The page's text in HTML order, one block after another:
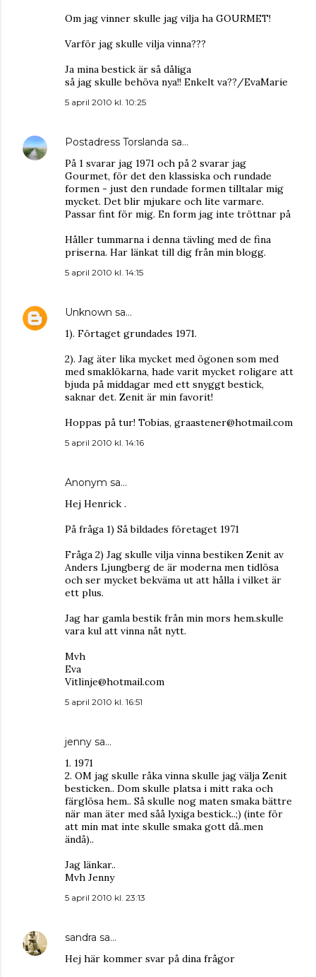
Om jag vinner skulle jag vilja ha GOURMET!
Varför jag skulle vilja vinna???
Ja mina bestick är så dåliga
så jag skulle behöva nya!! Enkelt va??/EvaMarie
5 april 2010 kl. 10:25
Postadress Torslanda sa…
På 1 svarar jag 1971 och på 2 svarar jag
Gourmet, för det den klassiska och rundade
formen - just den rundade formen tilltalar mig
mycket. Det blir mjukare och lite varmare.
Passar fint för mig. En form jag inte tröttnar på
Håller tummarna i denna tävling med de fina
priserna. Har länkat till dig från min blogg.
5 april 2010 kl. 14:15
Unknown sa…
1). Förtaget grundades 1971.
2). Jag äter lika mycket med ögonen som med
med smaklökarna, hade varit mycket roligare att
bjuda på middagar med ett snyggt bestick,
saknar det. Zenit är min favorit!
Hoppas på tur! Tobias, graastener@hotmail.com
5 april 2010 kl. 14:16
Anonym sa…
Hej Henrick .
På fråga 1) Så bildades företaget 1971
Fråga 2) Jag skulle vilja vinna bestiken Zenit av
Anders Ljungberg de är moderna men tidlösa
och ser mycket bekväma ut att hålla i vilket är
ett plus.
Jag har gamla bestik från min mors hem.skulle
vara kul att vinna nåt nytt.
Mvh
Eva
Vitlinje@hotmail.com
5 april 2010 kl. 16:51
jenny sa…
1. 1971
2. OM jag skulle råka vinna skulle jag välja Zenit
besticken.. Dom skulle platsa i mitt raka och
färglösa hem.. Så skulle nog maten smaka bättre
när man äter med såå lyxiga bestick..;) (inte för
att min mat inte skulle smaka gott då..men
ändå)..
Jag länkar..
Mvh Jenny
5 april 2010 kl. 23:13
sandra sa…
Hej här kommer svar på dina frågor